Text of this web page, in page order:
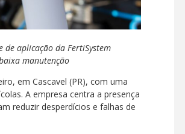
aplicação da FertiSystem
manutenção
em Cascavel (PR), com uma
A empresa centra a presença
reduzir desperdícios e falhas de